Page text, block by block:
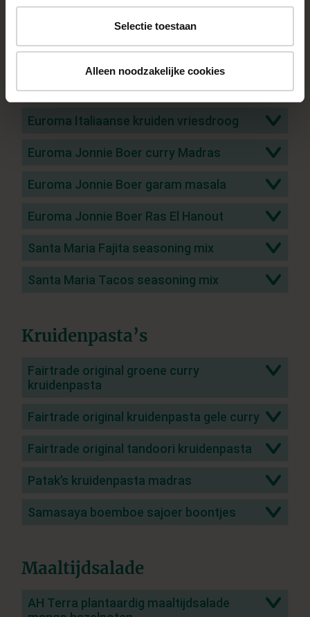
Selectie toestaan
Alleen noodzakelijke cookies
Kruidenmix
Conimex bami kruidenmix
Conimex mix voor nasi
Euroma Italiaanse kruiden vriesdroog
Euroma Jonnie Boer curry Madras
Euroma Jonnie Boer garam masala
Euroma Jonnie Boer Ras El Hanout
Santa Maria Fajita seasoning mix
Santa Maria Tacos seasoning mix
Kruidenpasta’s
Fairtrade original groene curry
kruidenpasta
Fairtrade original kruidenpasta gele curry
Fairtrade original tandoori kruidenpasta
Patak’s kruidenpasta madras
Samasaya boemboe sajoer boontjes
Maaltijdsalade
AH Terra plantaardig maaltijdsalade